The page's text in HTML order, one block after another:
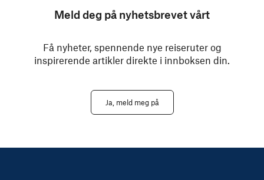
Meld deg på nyhetsbrevet vårt
Få nyheter, spennende nye reiseruter og
inspirerende artikler direkte i innboksen din.
Ja, meld meg på